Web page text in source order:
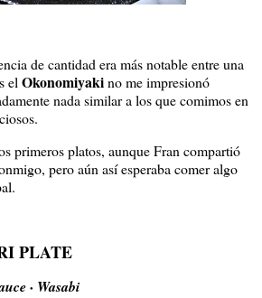
de cantidad era más notable entre una
el Okonomiyakino me impresionó
nada similar a los que comimos en
primeros platos, aunque Fran compartió
pero aún así esperaba comer algo
PLATE
· Wasabi